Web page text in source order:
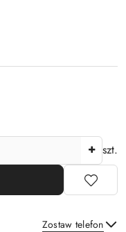
szt.
Zostaw telefon